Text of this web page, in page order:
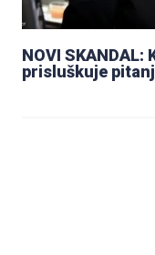
NOVI
prisluškuje